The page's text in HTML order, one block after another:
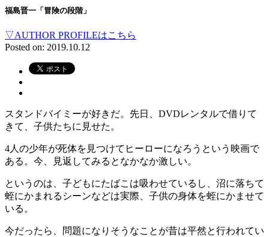
福島晋一「冒険の段階」
▽AUTHOR PROFILEはこちら
Posted on: 2019.10.12
スタンドバイミーが好きだ。先日、DVDレンタルで借りて
きて、子供たちに見せた。
4人の少年が死体を見つけてヒーローになろうという映画で
ある。今、見返してみるとなかなか激しい。
というのは、子どもにたばこは吸わせているし、沼に落ちて
蛭にかまれるシーンなどは実際、子供の身体を蛭にかませて
いる。
今だったら、問題になりそうなことが昔は平然と行われてい